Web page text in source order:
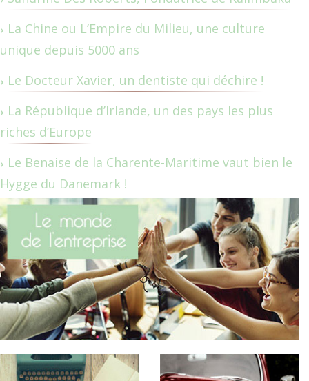
La Chine ou L’Empire du Milieu, une culture
unique depuis 5000 ans
Le Docteur Xavier, un dentiste qui déchire !
La République d’Irlande, un des pays les plus
riches d’Europe
Le Benaise de la Charente-Maritime vaut bien le
Hygge du Danemark !